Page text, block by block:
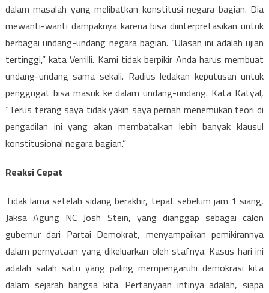
dalam masalah yang melibatkan konstitusi negara bagian. Dia
mewanti-wanti dampaknya karena bisa diinterpretasikan untuk
berbagai undang-undang negara bagian. “Ulasan ini adalah ujian
tertinggi,” kata Verrilli. Kami tidak berpikir Anda harus membuat
undang-undang sama sekali. Radius ledakan keputusan untuk
penggugat bisa masuk ke dalam undang-undang. Kata Katyal,
“Terus terang saya tidak yakin saya pernah menemukan teori di
pengadilan ini yang akan membatalkan lebih banyak klausul
konstitusional negara bagian.”
Reaksi Cepat
Tidak lama setelah sidang berakhir, tepat sebelum jam 1 siang,
Jaksa Agung NC Josh Stein, yang dianggap sebagai calon
gubernur dari Partai Demokrat, menyampaikan pemikirannya
dalam pernyataan yang dikeluarkan oleh stafnya. Kasus hari ini
adalah salah satu yang paling mempengaruhi demokrasi kita
dalam sejarah bangsa kita. Pertanyaan intinya adalah, siapa